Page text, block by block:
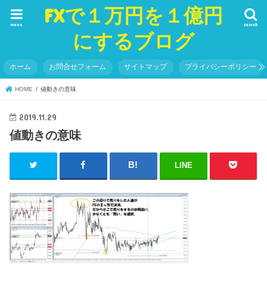
FXで１万円を１億円
にするブログ
search
menu
ホーム お問合せフォーム サイトマップ プライバシーポリシー
HOME 値動きの意味
2019.11.29
値動きの意味
LINE